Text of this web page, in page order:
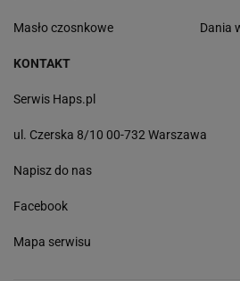
Masło czosnkowe Dania
KONTAKT
Serwis Haps.pl
ul. Czerska 8/10 00-732 Warszawa
Napisz do nas
Facebook
Mapa serwisu